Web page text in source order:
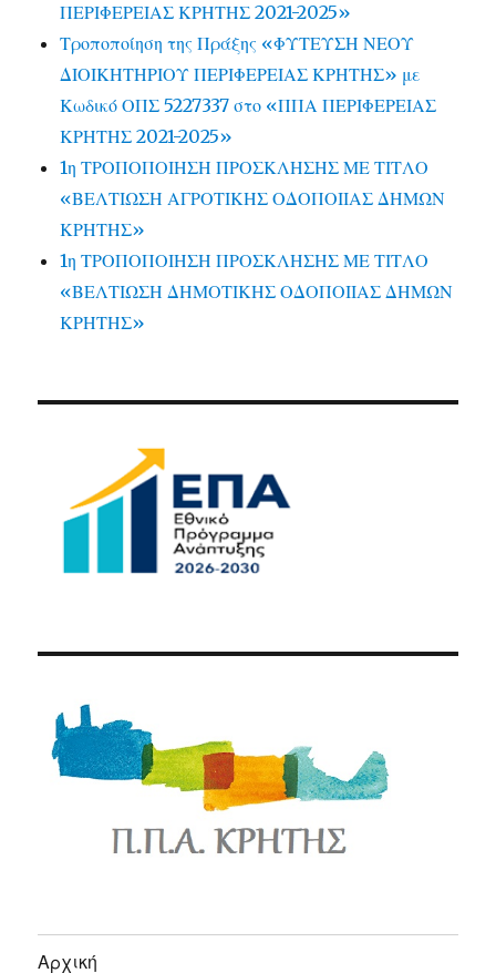
ΠΕΡΙΦΕΡΕΙΑΣ ΚΡΗΤΗΣ 2021-2025»
Τροποποίηση της Πράξης «ΦΥΤΕΥΣΗ ΝΕΟΥ
ΔΙΟΙΚΗΤΗΡΙΟΥ ΠΕΡΙΦΕΡΕΙΑΣ ΚΡΗΤΗΣ» με
Κωδικό ΟΠΣ 5227337 στο «ΠΠΑ ΠΕΡΙΦΕΡΕΙΑΣ
ΚΡΗΤΗΣ 2021-2025»
1η ΤΡΟΠΟΠΟΙΗΣΗ ΠΡΟΣΚΛΗΣΗΣ ΜΕ ΤΙΤΛΟ
«ΒΕΛΤΙΩΣΗ ΑΓΡΟΤΙΚΗΣ ΟΔΟΠΟΙΙΑΣ ΔΗΜΩΝ
ΚΡΗΤΗΣ»
1η ΤΡΟΠΟΠΟΙΗΣΗ ΠΡΟΣΚΛΗΣΗΣ ΜΕ ΤΙΤΛΟ
«ΒΕΛΤΙΩΣΗ ΔΗΜΟΤΙΚΗΣ ΟΔΟΠΟΙΙΑΣ ΔΗΜΩΝ
ΚΡΗΤΗΣ»
Αρχική